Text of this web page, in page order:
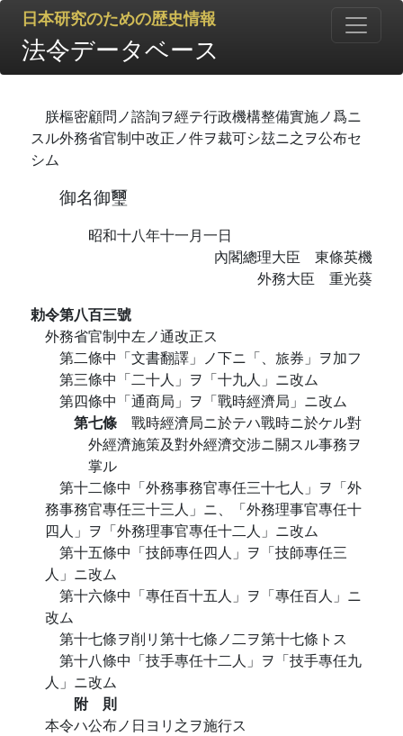
日本研究のための歴史情報
法令データベース
朕樞密顧問ノ諮詢ヲ經テ行政機構整備實施ノ爲ニ
スル外務省官制中改正ノ件ヲ裁可シ玆ニ之ヲ公布セ
シム
御名御璽
昭和十八年十一月一日
內閣總理大臣 東條英機
外務大臣 重光葵
勅令第八百三號
外務省官制中左ノ通改正ス
第二條中「文書翻譯」ノ下ニ「、旅券」ヲ加フ
第三條中「二十人」ヲ「十九人」ニ改ム
第四條中「通商局」ヲ「戰時經濟局」ニ改ム
第七條 戰時經濟局ニ於テハ戰時ニ於ケル對
外經濟施策及對外經濟交涉ニ關スル事務ヲ
掌ル
第十二條中「外務事務官專任三十七人」ヲ「外
務事務官專任三十三人」ニ、「外務理事官專任十
四人」ヲ「外務理事官專任十二人」ニ改ム
第十五條中「技師專任四人」ヲ「技師專任三
人」ニ改ム
第十六條中「專任百十五人」ヲ「專任百人」ニ
改ム
第十七條ヲ削リ第十七條ノ二ヲ第十七條トス
第十八條中「技手專任十二人」ヲ「技手專任九
人」ニ改ム
附 則
本令ハ公布ノ日ヨリ之ヲ施行ス